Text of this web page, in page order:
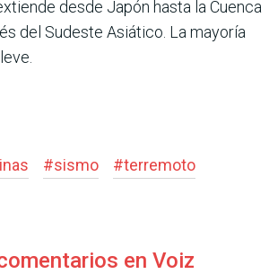
desde Japón hasta la Cuenca
del Sudeste Asiático. La mayoría
#sismo #terremoto
en Voiz